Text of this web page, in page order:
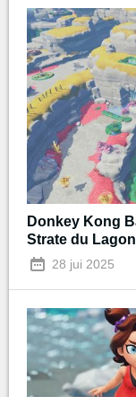
Donkey Kong
Strate du Lagon
28 jui 2025